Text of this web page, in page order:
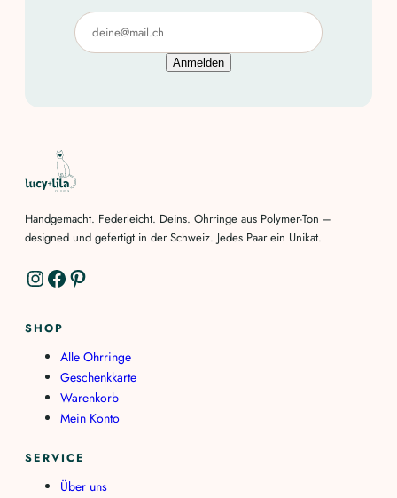
Anmelden
Handgemacht. Federleicht. Deins. Ohrringe aus Polymer-Ton –
designed und gefertigt in der Schweiz. Jedes Paar ein Unikat.
Instagram Facebook Pinterest
SHOP
Alle Ohrringe
Geschenkkarte
Warenkorb
Mein Konto
SERVICE
Über uns